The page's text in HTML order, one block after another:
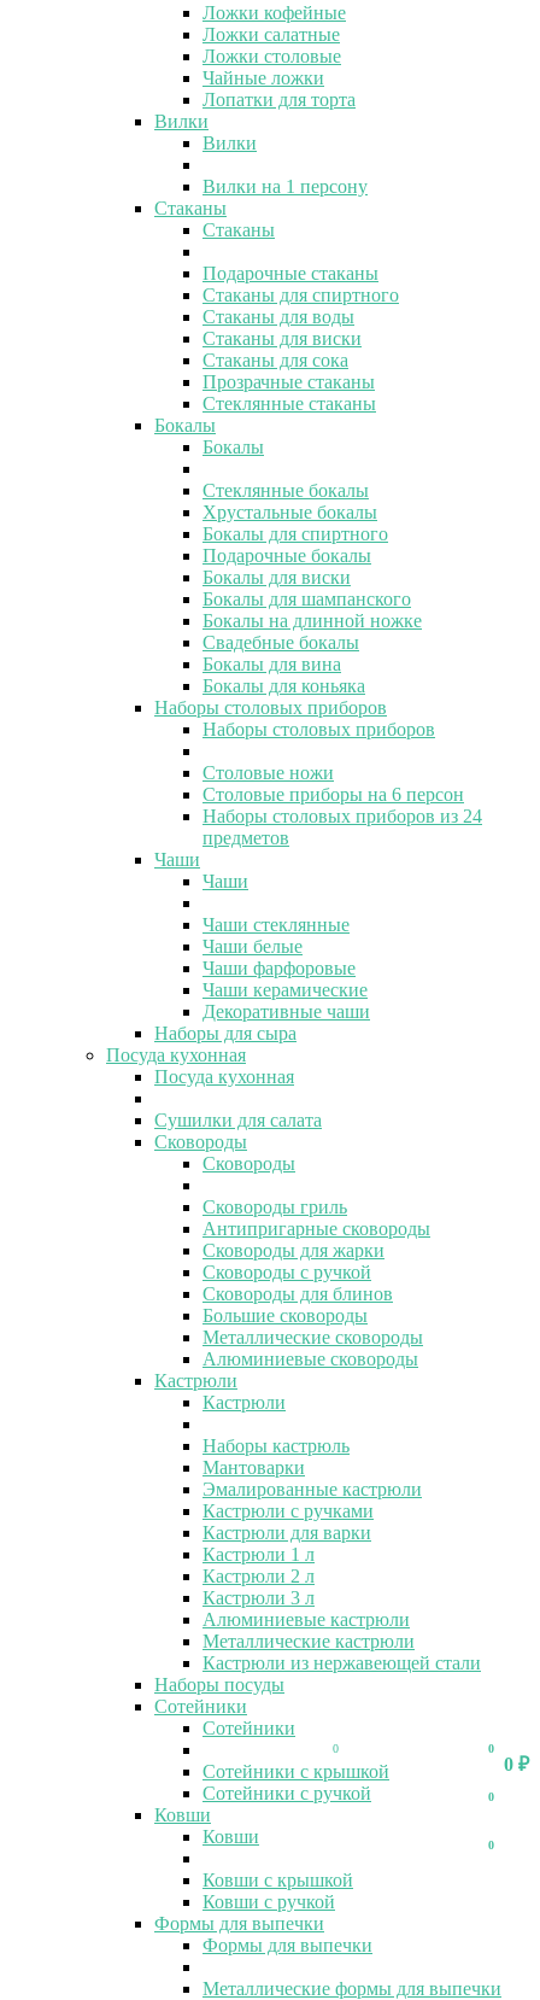
0
0 ₽
0
0
0
Ложки кофейные
Ложки салатные
Ложки столовые
Чайные ложки
Лопатки для торта
Вилки
Вилки
Вилки на 1 персону
Стаканы
Стаканы
Подарочные стаканы
Стаканы для спиртного
Стаканы для воды
Стаканы для виски
Стаканы для сока
Прозрачные стаканы
Стеклянные стаканы
Бокалы
Бокалы
Стеклянные бокалы
Хрустальные бокалы
Бокалы для спиртного
Подарочные бокалы
Бокалы для виски
Бокалы для шампанского
Бокалы на длинной ножке
Свадебные бокалы
Бокалы для вина
Бокалы для коньяка
Наборы столовых приборов
Наборы столовых приборов
Столовые ножи
Столовые приборы на 6 персон
Наборы столовых приборов из 24
предметов
Чаши
Чаши
Чаши стеклянные
Чаши белые
Чаши фарфоровые
Чаши керамические
Декоративные чаши
Наборы для сыра
Посуда кухонная
Посуда кухонная
Сушилки для салата
Сковороды
Сковороды
Сковороды гриль
Антипригарные сковороды
Сковороды для жарки
Сковороды с ручкой
Сковороды для блинов
Большие сковороды
Металлические сковороды
Алюминиевые сковороды
Кастрюли
Кастрюли
Наборы кастрюль
Мантоварки
Эмалированные кастрюли
Кастрюли с ручками
Кастрюли для варки
Кастрюли 1 л
Кастрюли 2 л
Кастрюли 3 л
Алюминиевые кастрюли
Металлические кастрюли
Кастрюли из нержавеющей стали
Наборы посуды
Сотейники
Сотейники
Сотейники с крышкой
Сотейники с ручкой
Ковши
Ковши
Ковши с крышкой
Ковши с ручкой
Формы для выпечки
Формы для выпечки
Металлические формы для выпечки